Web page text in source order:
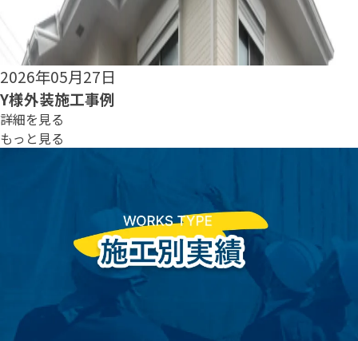
2026年05月25日
S様外装施工事例
詳細を見る
もっと見る